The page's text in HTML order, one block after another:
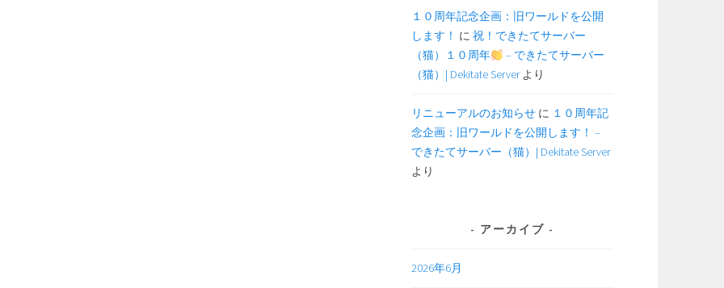
１０周年記念企画：旧ワールドを公開
します！ に 祝！できたてサーバー
（猫）１０周年
– できたてサーバー
（猫）| Dekitate Serverより
リニューアルのお知らせ に １０周年記
念企画：旧ワールドを公開します！ –
できたてサーバー（猫）| Dekitate Server
より
アーカイブ
2026年6月